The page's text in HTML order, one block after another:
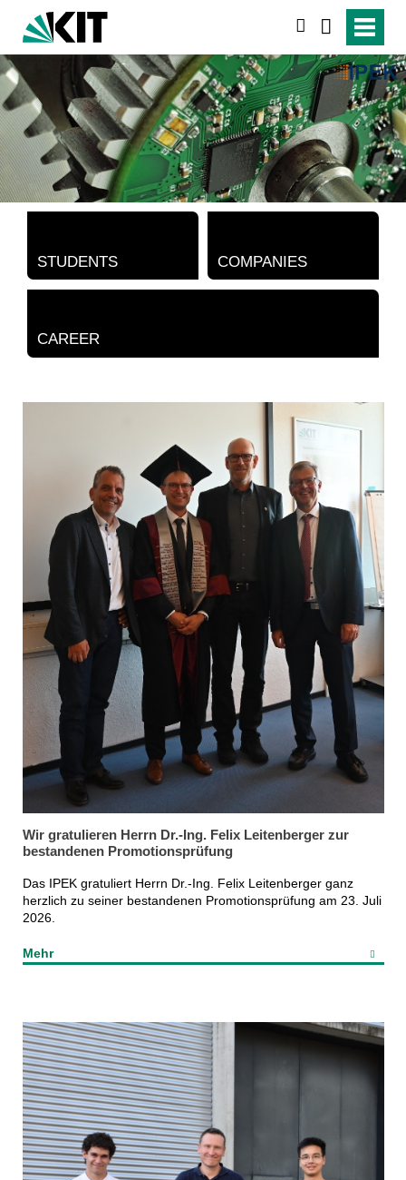
STUDENTS COMPANIES
CAREER
Wir gratulieren Herrn Dr.-Ing. Felix Leitenberger zur
bestandenen Promotionsprüfung
Das IPEK gratuliert Herrn Dr.-Ing. Felix Leitenberger ganz
herzlich zu seiner bestandenen Promotionsprüfung am 23. Juli
2026.
Mehr